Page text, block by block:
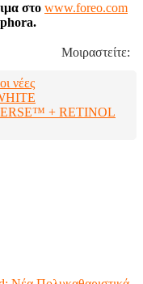
στο www.foreo.com
.
Μοιραστείτε:
νέες
+ RETINOL